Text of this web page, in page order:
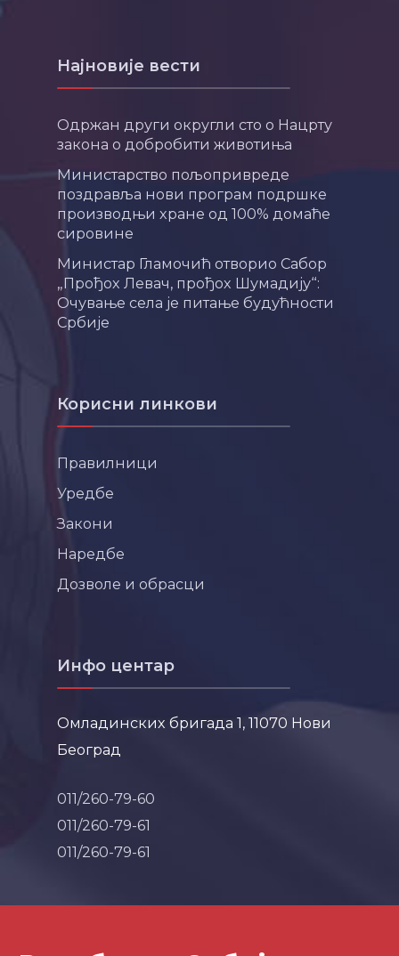
Најновије вести
Одржан други округли сто о Нацрту
закона о добробити животиња
Министарство пољопривреде
поздравља нови програм подршке
производњи хране од 100% домаће
сировине
Министар Гламочић отворио Сабор
„Прођох Левач, прођох Шумадију“:
Очување села је питање будућности
Србије
Корисни линкови
Правилници
Уредбе
Закони
Наредбе
Дозволе и обрасци
Инфо центар
Омладинских бригада 1, 11070 Нови
Београд
011/260-79-60
011/260-79-61
011/260-79-61